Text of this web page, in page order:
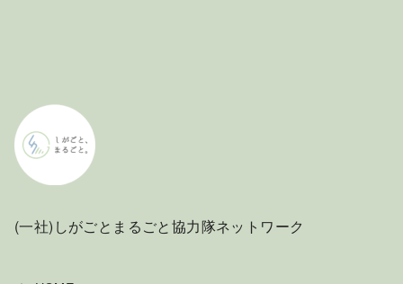
(一社)しがごとまるごと協力隊ネットワーク